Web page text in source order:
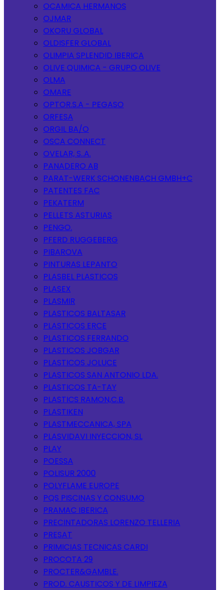
OCAMICA HERMANOS
OJMAR
OKORU GLOBAL
OLDISFER GLOBAL
OLIMPIA SPLENDID IBERICA
OLIVE QUIMICA - GRUPO OLIVE
OLMA
OMARE
OPTOR.S.A - PEGASO
ORFESA
ORGIL BA/O
OSCA CONNECT
OVELAR, S..A.
PANADERO AB
PARAT-WERK SCHONENBACH GMBH+C
PATENTES FAC
PEKATERM
PELLETS ASTURIAS
PENGO.
PFERD RUGGEBERG
PIBAROVA
PINTURAS LEPANTO
PLASBEL PLASTICOS
PLASEX
PLASMIR
PLASTICOS BALTASAR
PLASTICOS ERCE
PLASTICOS FERRANDO
PLASTICOS JOBGAR
PLASTICOS JOLUCE
PLASTICOS SAN ANTONIO LDA.
PLASTICOS TA-TAY
PLASTICS RAMON,C.B.
PLASTIKEN
PLASTMECCANICA, SPA
PLASVIDAVI INYECCION, SL
PLAY
POESSA
POLISUR 2000
POLYFLAME EUROPE
PQS PISCINAS Y CONSUMO
PRAMAC IBERICA
PRECINTADORAS LORENZO TELLERIA
PRESAT
PRIMICIAS TECNICAS CARDI
PROCOTA 29
PROCTER&GAMBLE.
PROD. CAUSTICOS Y DE LIMPIEZA